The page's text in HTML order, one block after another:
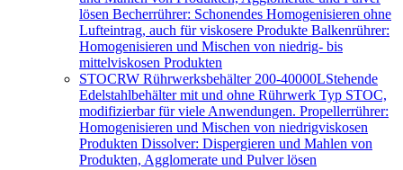
lösen Becherrührer: Schonendes Homogenisieren ohne
Lufteintrag, auch für viskosere Produkte Balkenrührer:
Homogenisieren und Mischen von niedrig- bis
mittelviskosen Produkten
STOCRW Rührwerksbehälter 200-40000LStehende
Edelstahlbehälter mit und ohne Rührwerk Typ STOC,
modifizierbar für viele Anwendungen. Propellerrührer:
Homogenisieren und Mischen von niedrigviskosen
Produkten Dissolver: Dispergieren und Mahlen von
Produkten, Agglomerate und Pulver lösen